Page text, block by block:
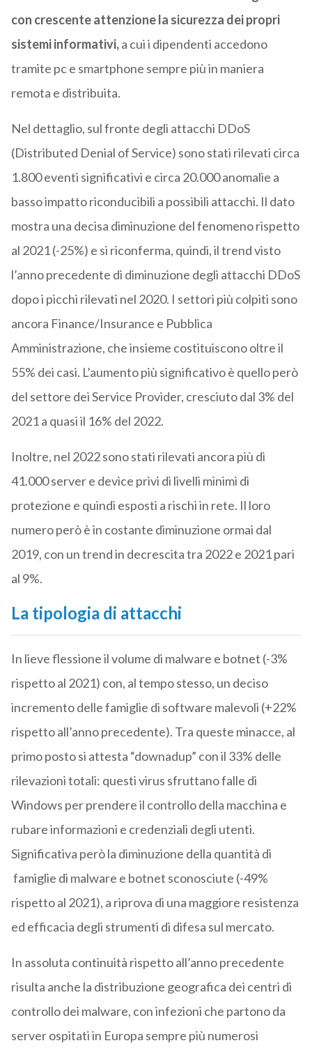
con crescente attenzione la sicurezza dei propri
sistemi informativi,a cui i dipendenti accedono
tramite pc e smartphone sempre più in maniera
remota e distribuita.
Nel dettaglio, sul fronte degli attacchi DDoS
(Distributed Denial of Service) sono stati rilevati circa
1.800 eventi significativi e circa 20.000 anomalie a
basso impatto riconducibili a possibili attacchi. Il dato
mostra una decisa diminuzione del fenomeno rispetto
al 2021 (-25%) e si riconferma, quindi, il trend visto
l’anno precedente di diminuzione degli attacchi DDoS
dopo i picchi rilevati nel 2020. I settori più colpiti sono
ancora Finance/Insurance e Pubblica
Amministrazione, che insieme costituiscono oltre il
55% dei casi. L’aumento più significativo è quello però
del settore dei Service Provider, cresciuto dal 3% del
2021 a quasi il 16% del 2022.
Inoltre, nel 2022 sono stati rilevati ancora più di
41.000 server e device privi di livelli minimi di
protezione e quindi esposti a rischi in rete. Il loro
numero però è in costante diminuzione ormai dal
2019, con un trend in decrescita tra 2022 e 2021 pari
al 9%.
La tipologia di attacchi
In lieve flessione il volume di malware e botnet (-3%
rispetto al 2021) con, al tempo stesso, un deciso
incremento delle famiglie di software malevoli (+22%
rispetto all’anno precedente). Tra queste minacce, al
primo posto si attesta “downadup” con il 33% delle
rilevazioni totali: questi virus sfruttano falle di
Windows per prendere il controllo della macchina e
rubare informazioni e credenziali degli utenti.
Significativa però la diminuzione della quantità di
famiglie di malware e botnet sconosciute (-49%
rispetto al 2021), a riprova di una maggiore resistenza
ed efficacia degli strumenti di difesa sul mercato.
In assoluta continuità rispetto all’anno precedente
risulta anche la distribuzione geografica dei centri di
controllo dei malware, con infezioni che partono da
server ospitati in Europa sempre più numerosi